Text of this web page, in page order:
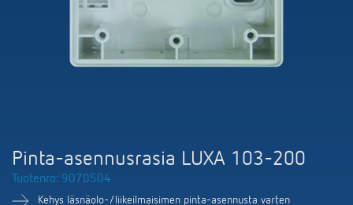
LED valaisin
Aika- ja valaistuksen ohjaus
Liike- ja läsnäolotunnistimet
DALI-2 valaistuksen ohjaus
Ilmanvaihto
Mediakirjasto
Tuoteluettelot ja esitteet
Theben AG
Ympäristö
Yhteystiedot
Tiedustelut
Myynti maailmanlaajuisesti
Smart Metering
Pinta-asennusrasia LUXA 103-200
Tuotenro: 9070504
Kehys läsnäolo-/liikeilmaisimen pinta-asennusta varten